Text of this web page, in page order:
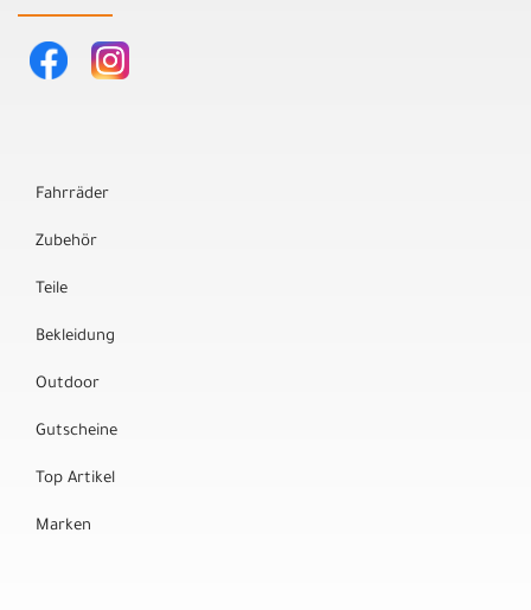
Fahrräder
Zubehör
Teile
Bekleidung
Outdoor
Gutscheine
Top Artikel
Marken